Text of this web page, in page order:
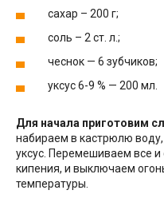
сахар – 200 г;
соль – 2 ст. л.;
чеснок — 6 зубчиков;
уксус 6-9 % — 200 мл.
Для начала приготовим
набираем в кастрюлю
уксус. Перемешиваем все
кипения, и выключаем
температуры.